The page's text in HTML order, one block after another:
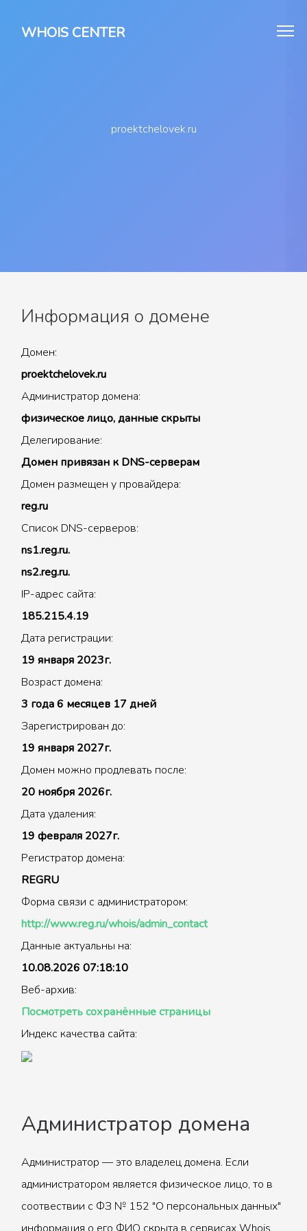
WHOIS CENTER
proektchelovek.ru
Информация о домене
Домен:
proektchelovek.ru
Администратор домена:
физическое лицо, данные скрыты
Делегирование:
Домен привязан к DNS-серверам
Домен размещен у провайдера:
reg.ru
Список DNS-серверов:
ns1.reg.ru.
ns2.reg.ru.
IP-адрес сайта:
185.215.4.19
Дата регистрации:
19 января 2023г.
Возраст домена:
3 года 6 месяцев 17 дней
Зарегистрирован до:
19 января 2027г.
Домен можно продлевать после:
20 ноября 2026г.
Дата удаления:
19 февраля 2027г.
Регистратор домена:
REGRU
Форма связи с администратором:
http://www.reg.ru/whois/admin_contact
Данные актуальны на:
10.08.2026 07:18:10
Веб-архив:
Посмотреть сохранённые страницы
Индекс качества сайта:
Администратор домена
Администратор — это владелец домена. Если
администратором является физическое лицо, то в
соотвествии с ФЗ № 152 "О персональных данных"